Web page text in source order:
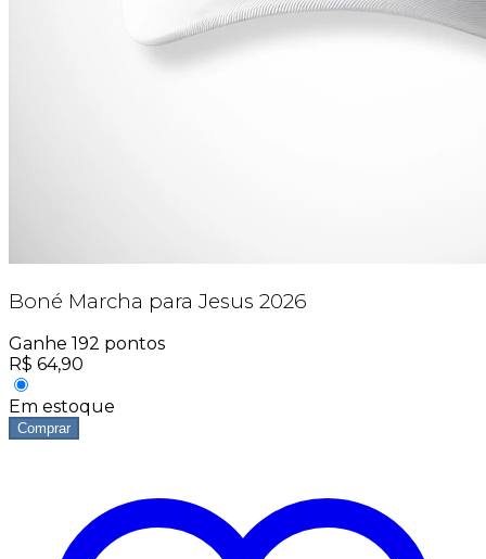
Boné Marcha para Jesus 2026
Ganhe 192 pontos
R$ 64,90
Em estoque
Comprar